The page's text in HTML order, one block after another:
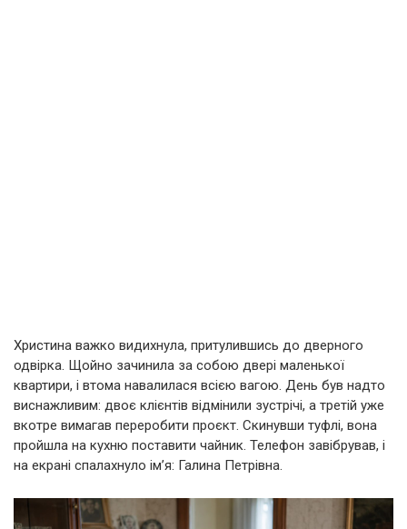
Христина важко видихнула, притулившись до дверного
одвірка. Щойно зачинила за собою двері маленької
квартири, і втома навалилася всією вагою. День був надто
виснажливим: двоє клієнтів відмінили зустрічі, а третій уже
вкотре вимагав переробити проєкт. Скинувши туфлі, вона
пройшла на кухню поставити чайник. Телефон завібрував, і
на екрані спалахнуло ім’я: Галина Петрівна.